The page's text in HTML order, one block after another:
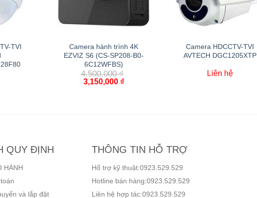
TVI
Camera hành trình 4K
EZVIZ S6 (CS-SP208-B0-
6C12WFBS)
4,500,000₫
3,150,000 ₫
Camera HDCCTV-TVI
AVTECH DGC1205XTP
Liên hệ
QUY ĐỊNH
HÀNH
và lắp đặt
THÔNG TIN HỖ TRỢ
Hổ trợ kỹ thuật:0923.529.529
Hotline bán hàng:0923.529.529
Liên hệ hợp tác:0923.529.529